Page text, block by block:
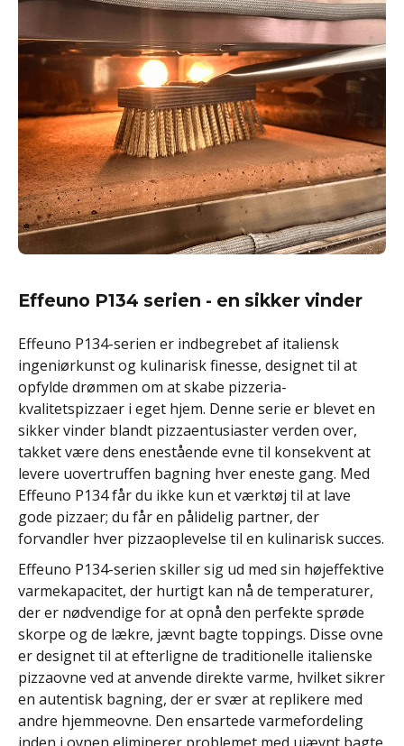
Effeuno P134 serien - en sikker vinder
Effeuno P134-serien er indbegrebet af italiensk
ingeniørkunst og kulinarisk finesse, designet til at
opfylde drømmen om at skabe pizzeria-
kvalitetspizzaer i eget hjem. Denne serie er blevet en
sikker vinder blandt pizzaentusiaster verden over,
takket være dens enestående evne til konsekvent at
levere uovertruffen bagning hver eneste gang. Med
Effeuno P134 får du ikke kun et værktøj til at lave
gode pizzaer; du får en pålidelig partner, der
forvandler hver pizzaoplevelse til en kulinarisk succes.
Effeuno P134-serien skiller sig ud med sin højeffektive
varmekapacitet, der hurtigt kan nå de temperaturer,
der er nødvendige for at opnå den perfekte sprøde
skorpe og de lækre, jævnt bagte toppings. Disse ovne
er designet til at efterligne de traditionelle italienske
pizzaovne ved at anvende direkte varme, hvilket sikrer
en autentisk bagning, der er svær at replikere med
andre hjemmeovne. Den ensartede varmefordeling